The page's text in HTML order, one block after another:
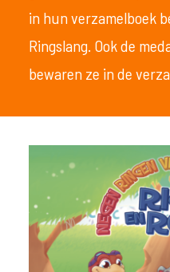
in hun verzamelboek
Ringslang. Ook de
bewaren ze in de